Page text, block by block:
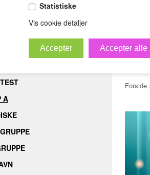
Statistiske
Vis cookie detaljer
A
Forside